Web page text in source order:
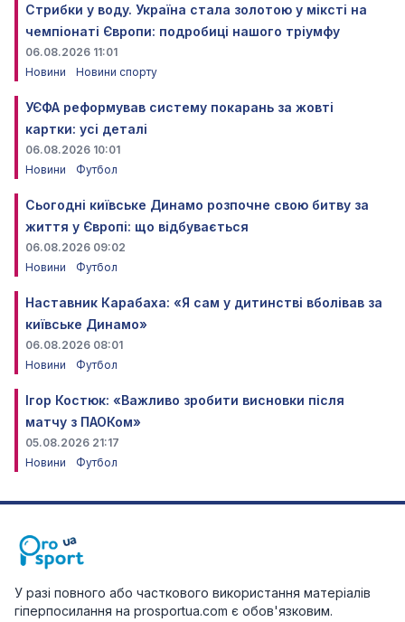
Стрибки у воду. Україна стала золотою у міксті на
чемпіонаті Європи: подробиці нашого тріумфу
06.08.2026 11:01
Новини
Новини спорту
УЄФА реформував систему покарань за жовті
картки: усі деталі
06.08.2026 10:01
Новини
Футбол
Сьогодні київське Динамо розпочне свою битву за
життя у Європі: що відбувається
06.08.2026 09:02
Новини
Футбол
Наставник Карабаха: «Я сам у дитинстві вболівав за
київське Динамо»
06.08.2026 08:01
Новини
Футбол
Ігор Костюк: «Важливо зробити висновки після
матчу з ПАОКом»
05.08.2026 21:17
Новини
Футбол
У разі повного або часткового використання матеріалів
гіперпосилання на prosportua.com є обов'язковим.